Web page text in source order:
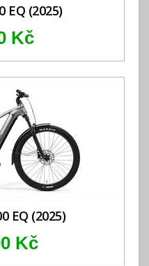
EQ (2025)
Kč
EQ (2025)
Kč